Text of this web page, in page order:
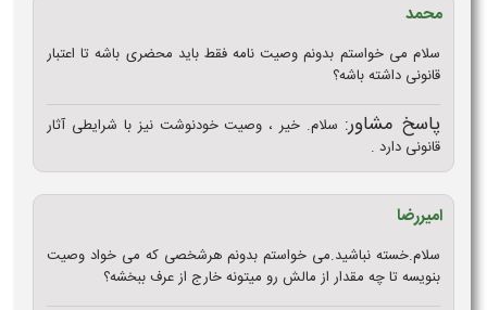
محمد
سلام می خواستم بدونم وصیت نامه فقط باید محضری باشه تا اعتبار
قانونی داشته باشه؟
پاسخ مشاور: سلام. خیر ، وصیت خودنوشت نیز با شرایطی آثار
قانونی دارد .
امیررضا
سلام.خسته نباشید.می خواستم بدونم هرشخصی که می خواد وصیت
بنویسه تا چه مقدار از مالش رو میتونه خارج از عرف ببخشه؟